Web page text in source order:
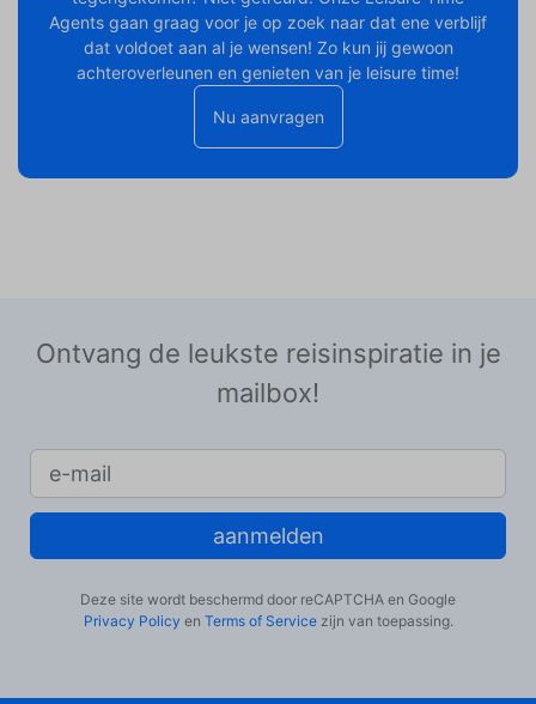
Agents gaan graag voor je op zoek naar dat ene verblijf
dat voldoet aan al je wensen! Zo kun jij gewoon
achteroverleunen en genieten van je leisure time!
Nu aanvragen
Ontvang de leukste reisinspiratie in je
mailbox!
aanmelden
Deze site wordt beschermd door reCAPTCHA en Google
Privacy Policy en Terms of Servicezijn van toepassing.